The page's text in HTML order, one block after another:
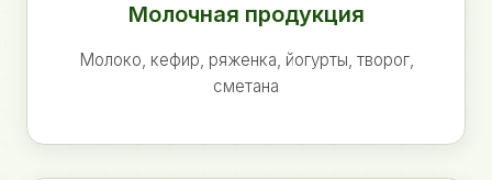
Молочная продукция
Молоко, кефир, ряженка, йогурты, творог,
сметана